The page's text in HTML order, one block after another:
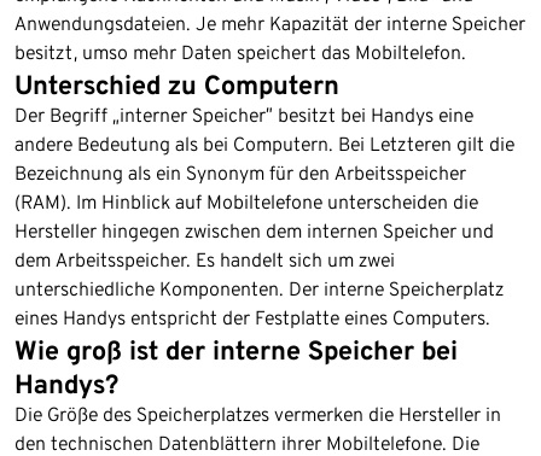
Anwendungsdateien. Je mehr Kapazität der interne Speicher
besitzt, umso mehr Daten speichert das Mobiltelefon.
Unterschied zu Computern
Der Begriff „interner Speicher” besitzt bei Handys eine
andere Bedeutung als bei Computern. Bei Letzteren gilt die
Bezeichnung als ein Synonym für den Arbeitsspeicher
(RAM). Im Hinblick auf Mobiltelefone unterscheiden die
Hersteller hingegen zwischen dem internen Speicher und
dem Arbeitsspeicher. Es handelt sich um zwei
unterschiedliche Komponenten. Der interne Speicherplatz
eines Handys entspricht der Festplatte eines Computers.
Wie groß ist der interne Speicher bei
Handys?
Die Größe des Speicherplatzes vermerken die Hersteller in
den technischen Datenblättern ihrer Mobiltelefone. Die